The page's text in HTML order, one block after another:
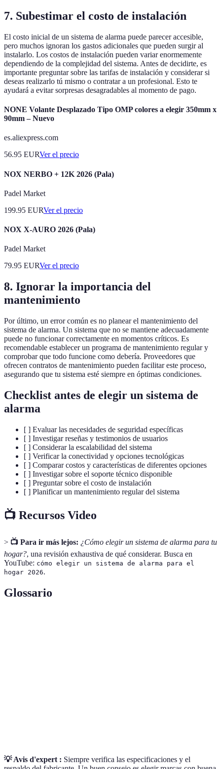
7. Subestimar el costo de instalación
El costo inicial de un sistema de alarma puede parecer accesible,
pero muchos ignoran los gastos adicionales que pueden surgir al
instalarlo. Los costos de instalación pueden variar enormemente
dependiendo de la complejidad del sistema. Antes de decidirte, es
importante preguntar sobre las tarifas de instalación y considerar si
deseas realizarlo tú mismo o contratar a un profesional. Esto te
ayudará a evitar sorpresas desagradables al momento de pago.
NONE Volante Desplazado Tipo OMP colores a elegir 350mm x
90mm – Nuevo
es.aliexpress.com
56.95 EURVer el precio
NOX NERBO + 12K 2026 (Pala)
Padel Market
199.95 EURVer el precio
NOX X-AURO 2026 (Pala)
Padel Market
79.95 EURVer el precio
8. Ignorar la importancia del
mantenimiento
Por último, un error común es no planear el mantenimiento del
sistema de alarma. Un sistema que no se mantiene adecuadamente
puede no funcionar correctamente en momentos críticos. Es
recomendable establecer un programa de mantenimiento regular y
comprobar que todo funcione como debería. Proveedores que
ofrecen contratos de mantenimiento pueden facilitar este proceso,
asegurando que tu sistema esté siempre en óptimas condiciones.
Checklist antes de elegir un sistema de
alarma
[ ] Evaluar las necesidades de seguridad específicas
[ ] Investigar reseñas y testimonios de usuarios
[ ] Considerar la escalabilidad del sistema
[ ] Verificar la conectividad y opciones tecnológicas
[ ] Comparar costos y características de diferentes opciones
[ ] Investigar sobre el soporte técnico disponible
[ ] Preguntar sobre el costo de instalación
[ ] Planificar un mantenimiento regular del sistema
📺 Recursos Video
> 📺 Para ir más lejos: ¿Cómo elegir un sistema de alarma para tu
hogar?, una revisión exhaustiva de qué considerar. Busca en
YouTube: cómo elegir un sistema de alarma para el
hogar 2026.
Glossario
💡 Avis d'expert : Siempre verifica las especificaciones y el